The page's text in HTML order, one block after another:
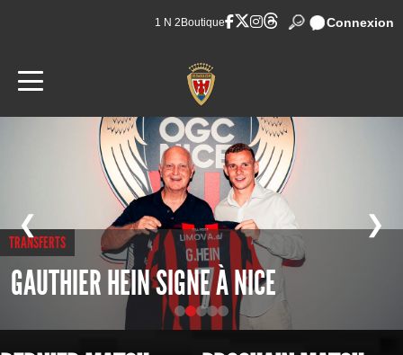
1 N 2 Boutique Connexion
TRANSFERTS
GAUTHIER HEIN SIGNE À NICE
❮ ❯